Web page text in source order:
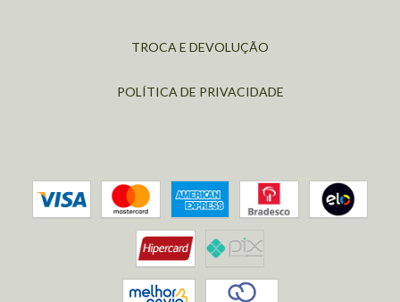
TROCA E DEVOLUÇÃO
POLÍTICA DE PRIVACIDADE